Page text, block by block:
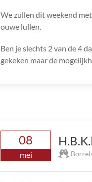
We zullen dit weekend
ouwe lullen.
Ben je slechts 2 van de 4
gekeken maar de
08
mei